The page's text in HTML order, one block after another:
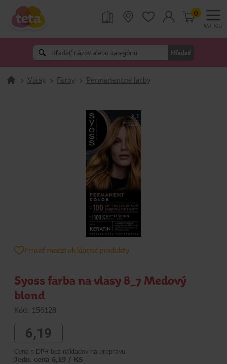
MENU
Hľadať
0
> Vlasy > Farby > Permanentné farby
Pridať medzi obľúbené produkty
Syoss farba na vlasy 8_7 Medový
blond
Kód: 156128
6,19
Cena s DPH bez nákladov na prepravu
Jedn. cena 6,19 / KS